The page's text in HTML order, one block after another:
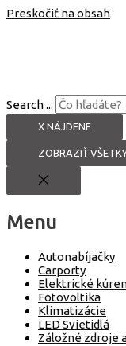
Preskočiť na obsah
Search ...
X NÁJDENE
ZOBRAZIŤ
Menu
Autonabíjačky
Carporty
Elektrické
Fotovoltika
Klimatizácie
LED Svietidlá
Záložné zdroje